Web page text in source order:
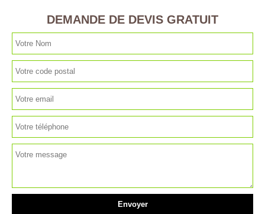
DEMANDE DE DEVIS GRATUIT